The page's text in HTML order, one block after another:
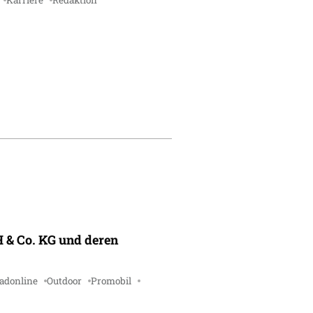
Co. KG und deren
Outdoor Promobil